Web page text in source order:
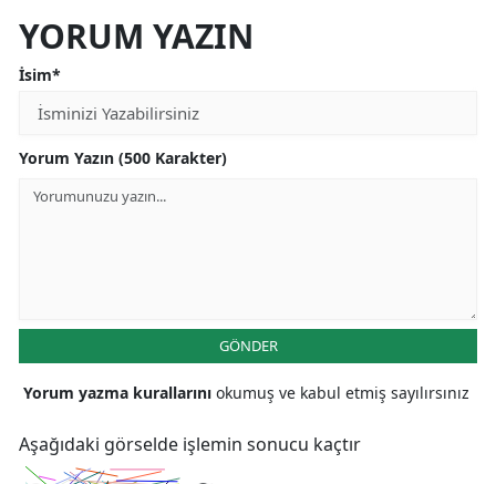
YORUM YAZIN
İsim*
Yorum Yazın (500 Karakter)
GÖNDER
Yorum yazma kurallarını okumuş ve kabul etmiş sayılırsınız
Aşağıdaki görselde işlemin sonucu kaçtır